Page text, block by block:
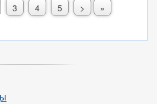
3 4 5 > »